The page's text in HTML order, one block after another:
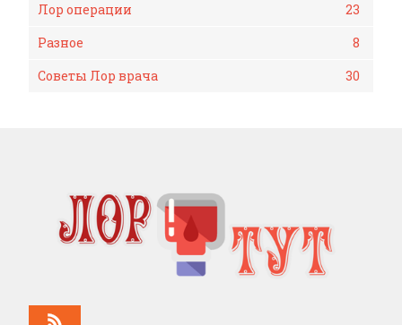
Лор операции
23
Разное
8
Советы Лор врача
30